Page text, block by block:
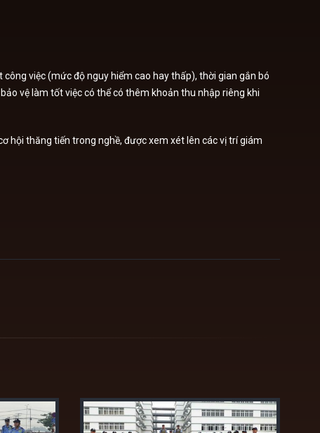
việc (mức độ nguy hiểm cao hay thấp), thời gian gắn bó
vệ làm tốt việc có thể có thêm khoản thu nhập riêng khi
hội thăng tiến trong nghề, được xem xét lên các vị trí giám